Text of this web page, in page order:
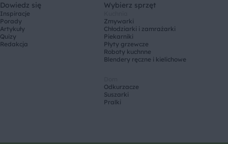
Dowiedz się
Inspiracje
Porady
Artykuły
Quizy
Redakcja
Wybierz sprzęt
Zmywarki
Chłodziarki i zamrażarki
Piekarniki
Płyty grzewcze
Roboty kuchnne
Blendery ręczne i kielichowe
Odkurzacze
Suszarki
Pralki